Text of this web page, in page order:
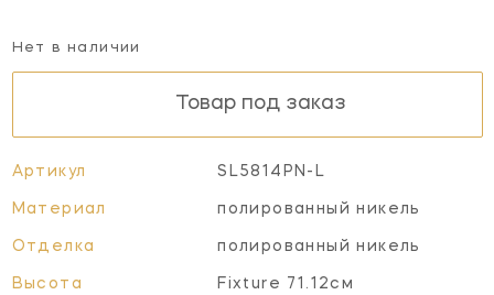
Нет в наличии
Товар под заказ
Артикул SL5814PN-L
Материал полированный никель
Отделка полированный никель
Высота Fixture 71.12см